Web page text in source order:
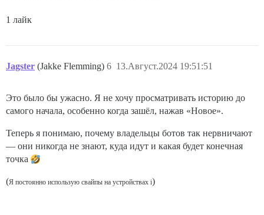
1 лайк
Jagster (Jakke Flemming) 13.Август.2024 19:51:51
6
Это было бы ужасно. Я не хочу просматривать историю до
самого начала, особенно когда зашёл, нажав «Новое».
Теперь я понимаю, почему владельцы ботов так нервничают
— они никогда не знают, куда идут и какая будет конечная
точка
(Я постоянно использую свайпы на устройствах i)